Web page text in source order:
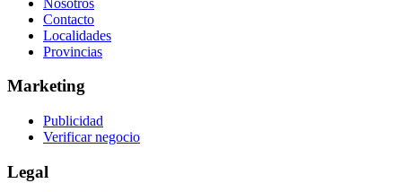
Contacto
Localidades
Provincias
Marketing
Publicidad
Verificar negocio
Legal